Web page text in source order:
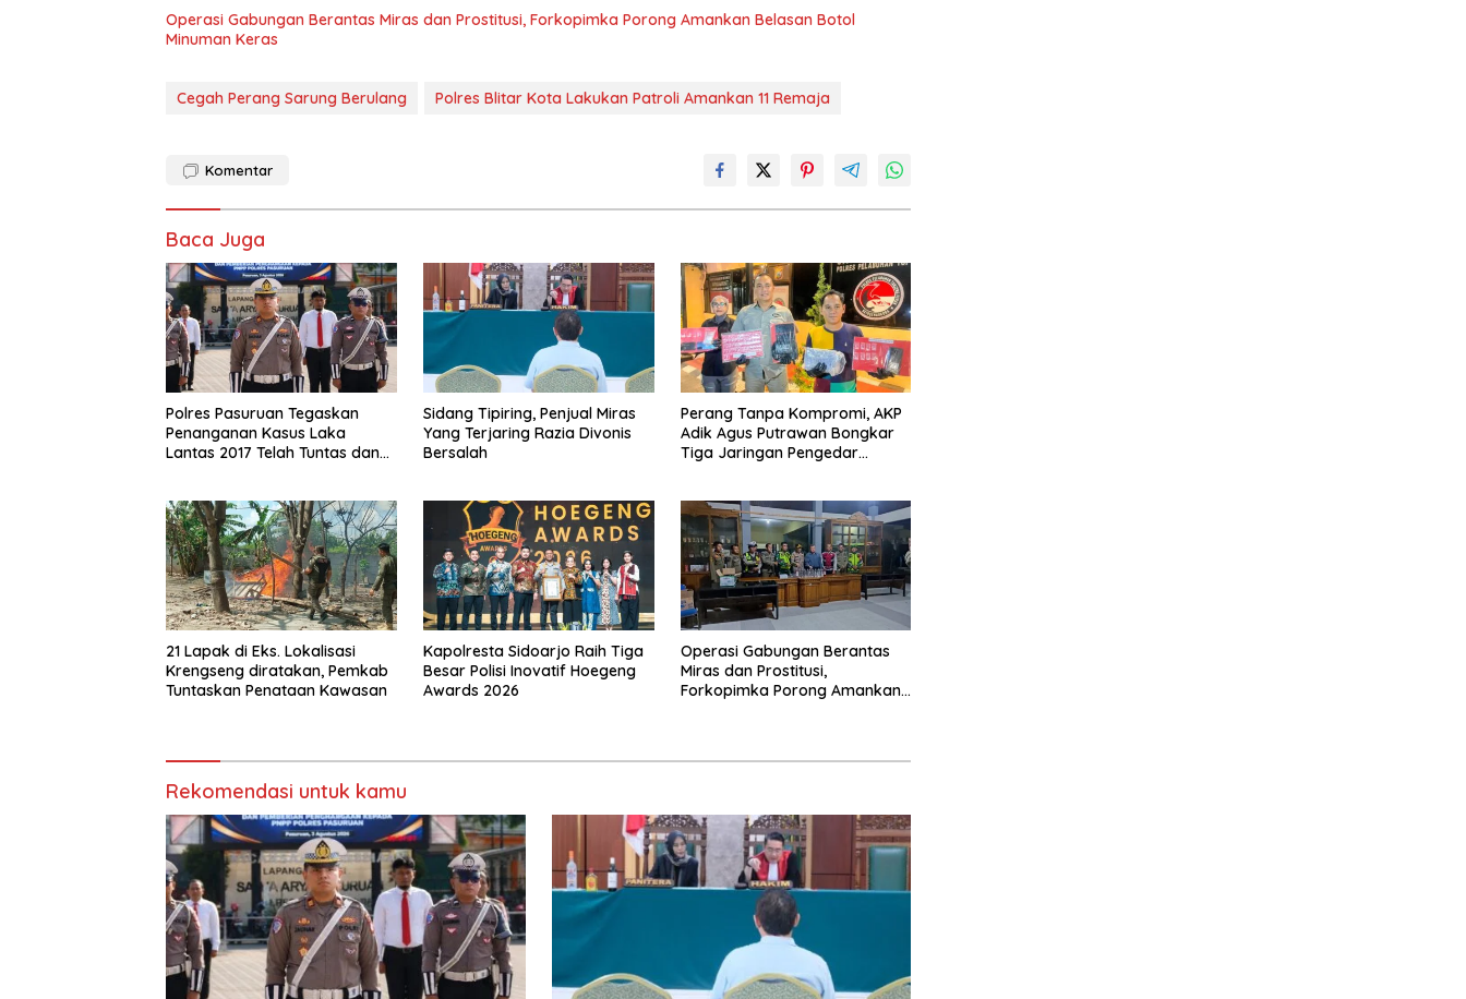
Operasi Gabungan Berantas Miras dan Prostitusi, Forkopimka Porong Amankan Belasan Botol
Minuman Keras
Cegah Perang Sarung Berulang Polres Blitar Kota Lakukan Patroli Amankan 11 Remaja
Komentar
Baca Juga
Polres Pasuruan Tegaskan
Penanganan Kasus Laka
Lantas 2017 Telah Tuntas dan
Sidang Tipiring, Penjual Miras
Yang Terjaring Razia Divonis
Bersalah
Perang Tanpa Kompromi, AKP
Adik Agus Putrawan Bongkar
Tiga Jaringan Pengedar
21 Lapak di Eks. Lokalisasi
Krengseng diratakan, Pemkab
Tuntaskan Penataan Kawasan
Kapolresta Sidoarjo Raih Tiga
Besar Polisi Inovatif Hoegeng
Awards 2026
Operasi Gabungan Berantas
Miras dan Prostitusi,
Forkopimka Porong Amankan
Rekomendasi untuk kamu